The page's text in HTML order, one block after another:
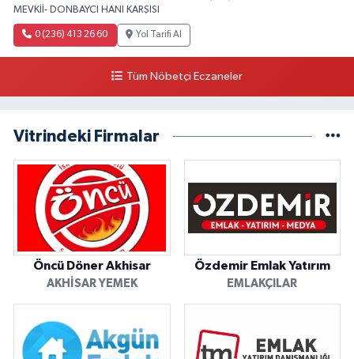
MEVKİİ- DONBAYCI HANI KARŞISI
0 (236) 413 26 60 Yol Tarifi Al
Tüm Nöbetçi Eczaneler
Vitrindeki Firmalar
Öncü Döner Akhisar
AKHISAR YEMEK
Özdemir Emlak Yatırım
EMLAKÇILAR